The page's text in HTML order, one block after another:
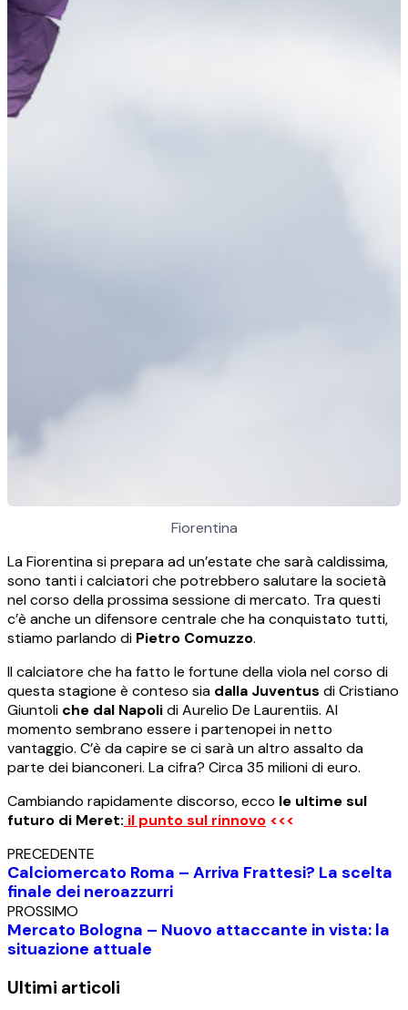
Fiorentina
La Fiorentina si prepara ad un’estate che sarà caldissima,
sono tanti i calciatori che potrebbero salutare la società
nel corso della prossima sessione di mercato. Tra questi
c’è anche un difensore centrale che ha conquistato tutti,
stiamo parlando di Pietro Comuzzo.
Il calciatore che ha fatto le fortune della viola nel corso di
questa stagione è conteso sia dalla Juventus di Cristiano
Giuntoli che dal Napolidi Aurelio De Laurentiis. Al
momento sembrano essere i partenopei in netto
vantaggio. C’è da capire se ci sarà un altro assalto da
parte dei bianconeri. La cifra? Circa 35 milioni di euro.
Cambiando rapidamente discorso, ecco le ultime sul
futuro di Meret: il punto sul rinnovo <<<
PRECEDENTE
Calciomercato Roma – Arriva Frattesi? La scelta
finale dei neroazzurri
PROSSIMO
Mercato Bologna – Nuovo attaccante in vista: la
situazione attuale
Ultimi articoli